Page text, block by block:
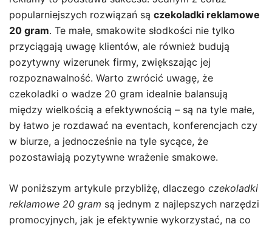
popularniejszych rozwiązań są czekoladki reklamowe
20 gram. Te małe, smakowite słodkości nie tylko
przyciągają uwagę klientów, ale również budują
pozytywny wizerunek firmy, zwiększając jej
rozpoznawalność. Warto zwrócić uwagę, że
czekoladki o wadze 20 gram idealnie balansują
między wielkością a efektywnością – są na tyle małe,
by łatwo je rozdawać na eventach, konferencjach czy
w biurze, a jednocześnie na tyle sycące, że
pozostawiają pozytywne wrażenie smakowe.
W poniższym artykule przybliżę, dlaczego czekoladki
reklamowe 20 gram są jednym z najlepszych narzędzi
promocyjnych, jak je efektywnie wykorzystać, na co